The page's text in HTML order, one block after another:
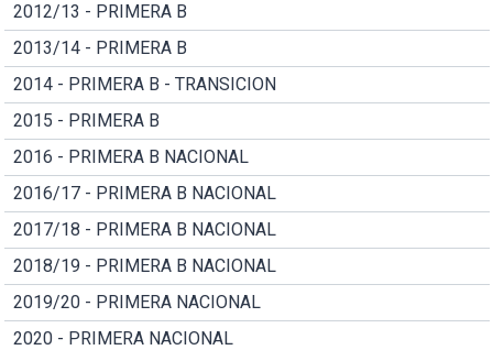
2012/13 - PRIMERA B
2013/14 - PRIMERA B
2014 - PRIMERA B - TRANSICION
2015 - PRIMERA B
2016 - PRIMERA B NACIONAL
2016/17 - PRIMERA B NACIONAL
2017/18 - PRIMERA B NACIONAL
2018/19 - PRIMERA B NACIONAL
2019/20 - PRIMERA NACIONAL
2020 - PRIMERA NACIONAL